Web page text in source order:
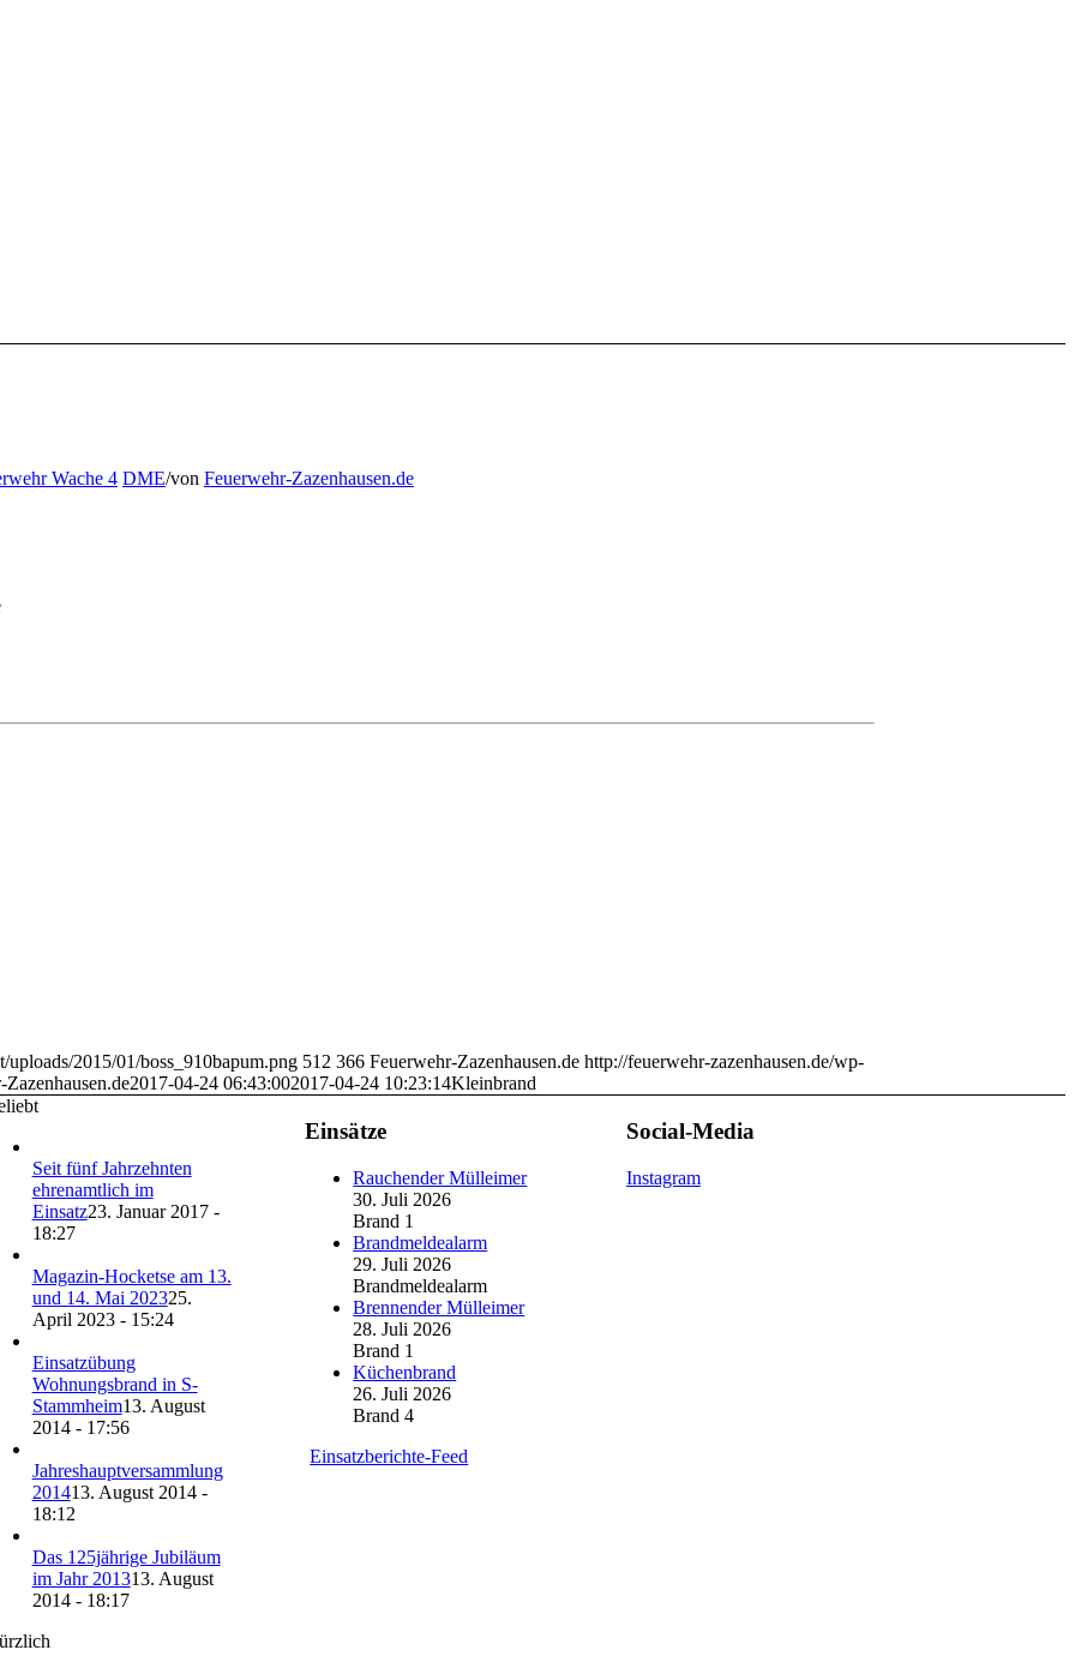
Wache 4 DME/von Feuerwehr-Zazenhausen.de
uploads/2015/01/boss_910bapum.png 512 366 Feuerwehr-Zazenhausen.de http://feuerwehr-zazenhausen.de/wp-
Zazenhausen.de2017-04-24 06:43:002017-04-24 10:23:14Kleinbrand
Seit fünf Jahrzehnten
ehrenamtlich im
Einsatz23. Januar 2017 -
18:27
Magazin-Hocketse am 13.
und 14. Mai 202325.
April 2023 - 15:24
Einsatzübung
Wohnungsbrand in S-
Stammheim13. August
2014 - 17:56
Jahreshauptversammlung
201413. August 2014 -
18:12
Das 125jährige Jubiläum
im Jahr 201313. August
2014 - 18:17
Einsätze
Rauchender Mülleimer
30. Juli 2026
Brand 1
Brandmeldealarm
29. Juli 2026
Brandmeldealarm
Brennender Mülleimer
28. Juli 2026
Brand 1
Küchenbrand
26. Juli 2026
Brand 4
Einsatzberichte-Feed
Social-Media
Instagram